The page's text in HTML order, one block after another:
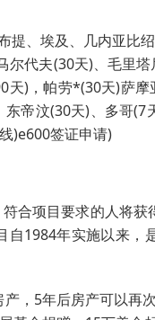
、埃及、几内亚比绍
尔代夫(30天)、毛里
)，帕劳*(30天)萨
帝汶(30天)、多哥(7
)e600签证申请)
合项目要求的人将获
1984年实施以来，
，5年后房产可以再